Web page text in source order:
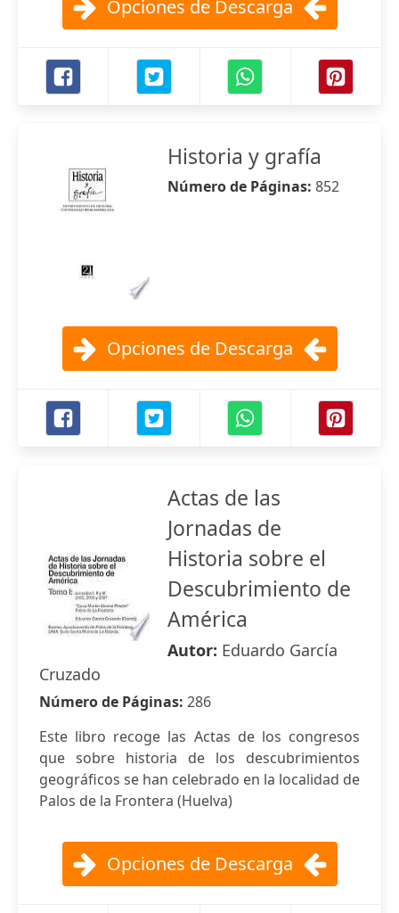
Opciones de Descarga
Historia y grafía
Número de Páginas: 852
Opciones de Descarga
Actas de las
Jornadas de
Historia sobre el
Descubrimiento de
América
Autor: Eduardo García
Cruzado
Número de Páginas: 286
Este libro recoge las Actas de los congresos
que sobre historia de los descubrimientos
geográficos se han celebrado en la localidad de
Palos de la Frontera (Huelva)
Opciones de Descarga